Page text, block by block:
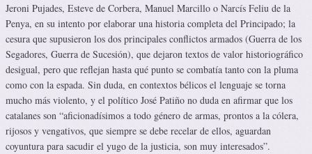
Jeroni Pujades, Esteve de Corbera, Manuel Marcillo o Narcís Feliu de la
Penya, en su intento por elaborar una historia completa del Principado; la
cesura que supusieron los dos principales conflictos armados (Guerra de los
Segadores, Guerra de Sucesión), que dejaron textos de valor historiográfico
desigual, pero que reflejan hasta qué punto se combatía tanto con la pluma
como con la espada. Sin duda, en contextos bélicos el lenguaje se torna
mucho más violento, y el político José Patiño no duda en afirmar que los
catalanes son “aficionadísimos a todo género de armas, prontos a la cólera,
rijosos y vengativos, que siempre se debe recelar de ellos, aguardan
coyuntura para sacudir el yugo de la justicia, son muy interesados”.